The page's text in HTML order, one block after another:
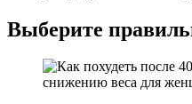
Выберите